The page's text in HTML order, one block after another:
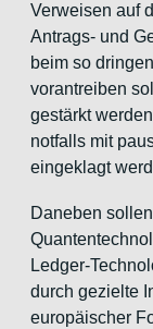
Verweisen auf
Antrags- und
beim so
vorantreiben
gestärkt
notfalls mit
eingeklagt
Daneben
Ledger-
durch gezielte
europäischer